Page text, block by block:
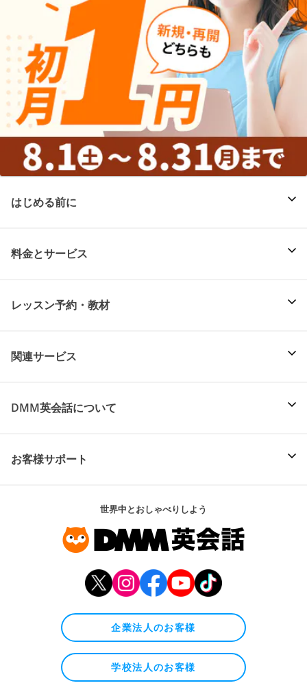
はじめる前に
料金とサービス
レッスン予約・教材
関連サービス
DMM英会話について
お客様サポート
世界中とおしゃべりしよう
企業法人のお客様
学校法人のお客様